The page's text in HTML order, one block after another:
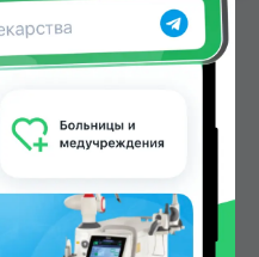
2004, Арзон
TJS до 3.00 TJS в
Таджикистана